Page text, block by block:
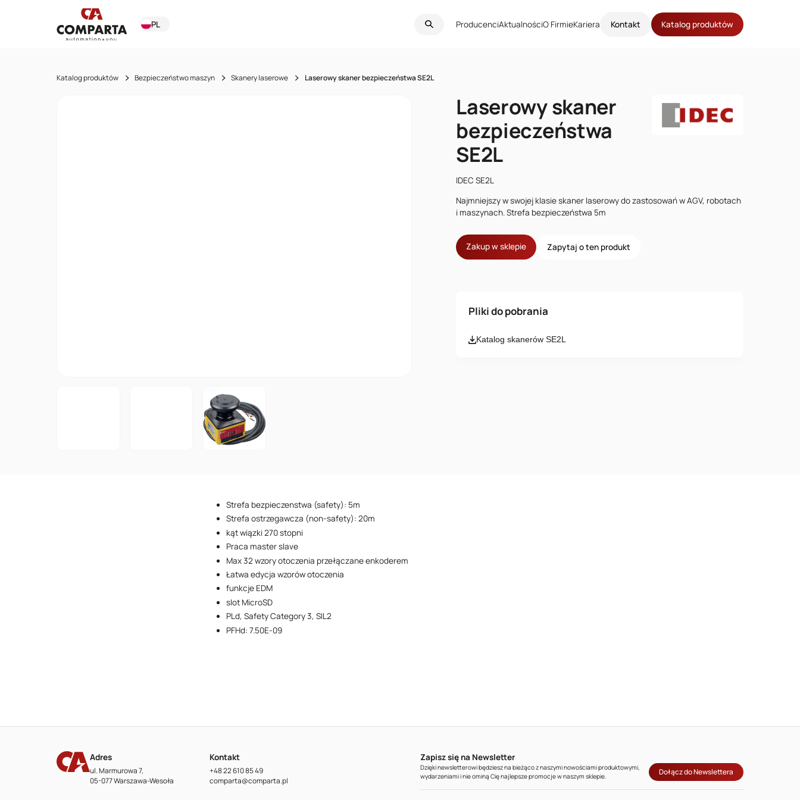
PL ProducenciAktualnościO FirmieKariera Kontakt Katalog produktów
Katalog produktów Bezpieczeństwo maszyn Skanery laserowe Laserowy skaner bezpieczeństwa SE2L
Laserowy skaner
bezpieczeństwa
SE2L
IDEC SE2L
Najmniejszy w swojej klasie skaner laserowy do zastosowań w AGV, robotach
i maszynach. Strefa bezpieczeństwa 5m
Zakup w sklepie Zapytaj o ten produkt
Imię i nazwisko
Email
Pliki do pobrania
Katalog skanerów SE2L
Strefa bezpieczenstwa (safety): 5m
Strefa ostrzegawcza (non-safety): 20m
kąt wiązki 270 stopni
Praca master slave
Max 32 wzory otoczenia przełączane enkoderem
Łatwa edycja wzorów otoczenia
funkcje EDM
slot MicroSD
PLd, Safety Category 3, SIL2
PFHd: 7.50E-09
Adres
ul. Marmurowa 7,
05-077 Warszawa-Wesoła
Kontakt
+48 22 610 85 49
comparta@comparta.pl
Zapisz się na Newsletter
Dzięki newsletterowi będziesz na bieżąco z naszymi nowościami produktowymi,
wydarzeniami i nie ominą Cię najlepsze promocje w naszym sklepie.
Dołącz do Newslettera